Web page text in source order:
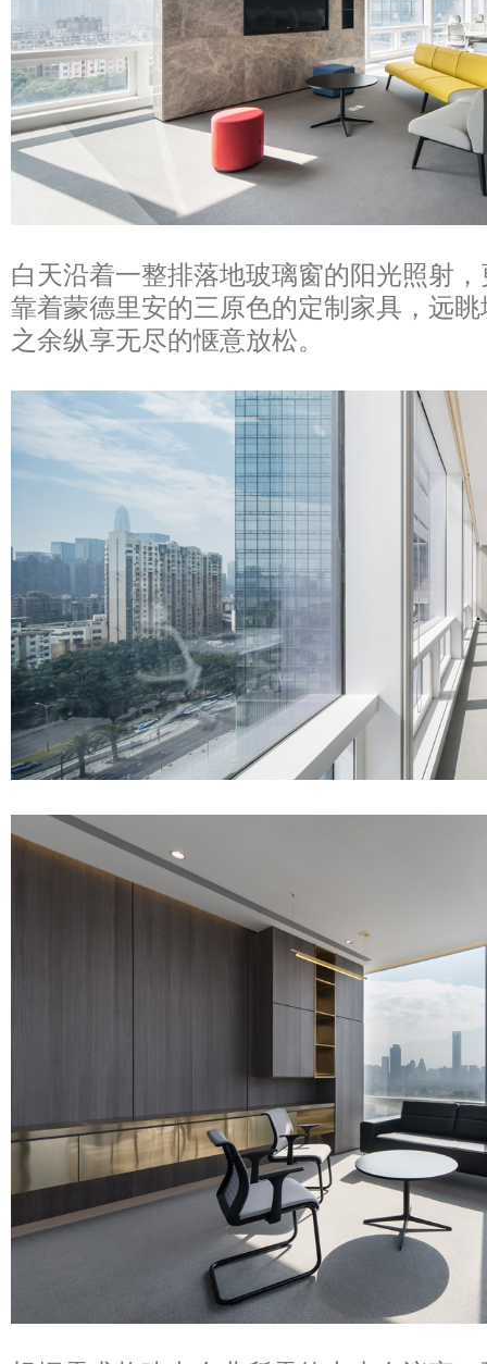
白天沿着一整排落地玻璃窗的阳光照射
靠着蒙德里安的三原色的定制家具，远
之余纵享无尽的惬意放松。